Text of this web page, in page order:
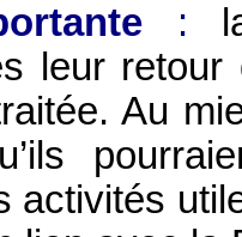
:
leur
Au
activités